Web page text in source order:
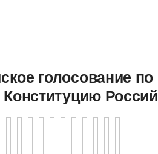
голосование
Конституцию